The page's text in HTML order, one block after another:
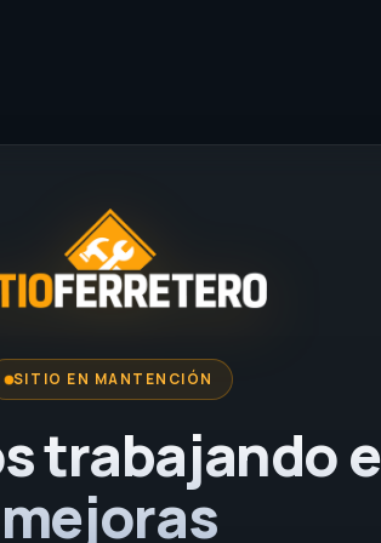
SITIO EN MANTENCIÓN
trabajando
mejoras